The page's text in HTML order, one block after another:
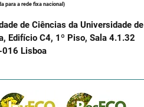
para a rede fixa nacional)
de Ciências da Universidade de
Edifício C4, 1º Piso, Sala 4.1.32
Lisboa